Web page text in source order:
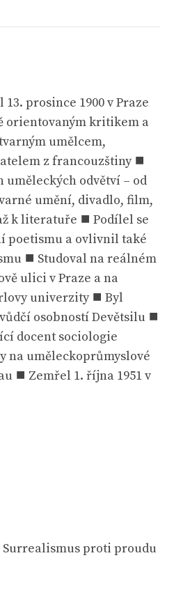
prosince 1900 v Praze
orientovaným kritikem a
umělcem,
z francouzštiny ⯀
uměleckých odvětví – od
umění, divadlo, film,
k literatuře ⯀ Podílel se
poetismu a ovlivnil také
⯀ Studoval na reálném
ulici v Praze a na
univerzity ⯀ Byl
osobností Devětsilu ⯀
docent sociologie
na uměleckoprůmyslové
⯀ Zemřel 1. října 1951 v
Surrealismus proti proudu